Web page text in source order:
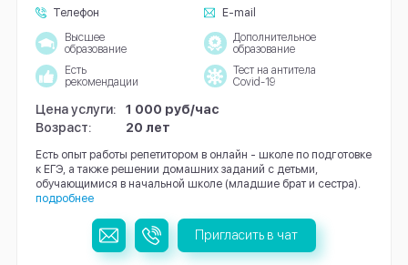
Телефон
E-mail
Высшее
образование
Дополнительное
образование
Есть
рекомендации
Тест на антитела
Covid-19
Цена услуги:
1 000 руб/час
Возраст:
20 лет
Есть опыт работы репетитором в онлайн - школе по подготовке
к ЕГЭ, а также решении домашних заданий с детьми,
обучающимися в начальной школе (младшие брат и сестра).
подробнее
Пригласить в чат